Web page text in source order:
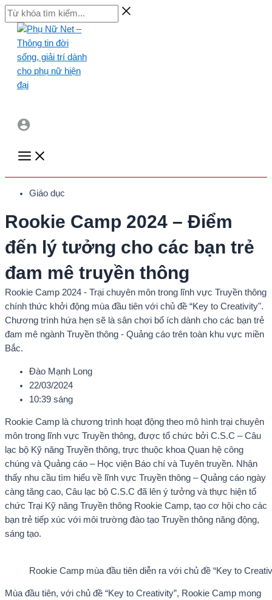
Skip
to
content
Từ
khóa
kiếm...
Main
Menu
Giáo dục
Rookie Camp 2024 – Điểm
đến lý tưởng cho các bạn trẻ
đam mê truyền thông
Rookie Camp 2024 - Trại chuyên môn trong lĩnh vực Truyền thông
chính thức khởi động mùa đầu tiên với chủ đề “Key to Creativity".
Chương trình hứa hẹn sẽ là sân chơi bổ ích dành cho các bạn trẻ
đam mê ngành Truyền thông - Quảng cáo trên toàn khu vực miền
Bắc.
Đào Mạnh Long
22/03/2024
10:39 sáng
Rookie Camp là chương trình hoạt động theo mô hình trại chuyên
môn trong lĩnh vực Truyền thông, được tổ chức bởi C.S.C – Câu
lạc bộ Kỹ năng Truyền thông, trực thuộc khoa Quan hệ công
chúng và Quảng cáo – Học viện Báo chí và Tuyên truyền. Nhận
thấy nhu cầu tìm hiểu về lĩnh vực Truyền thông – Quảng cáo ngày
càng tăng cao, Câu lạc bộ C.S.C đã lên ý tưởng và thực hiện tổ
chức Trại Kỹ năng Truyền thông Rookie Camp, tạo cơ hội cho các
bạn trẻ tiếp xúc với môi trường đào tạo Truyền thông năng động,
sáng tạo.
Rookie Camp mùa đầu tiên diễn ra với chủ đề “Key to
Mùa đầu tiên, với chủ đề “Key to Creativity”, Rookie Camp mong